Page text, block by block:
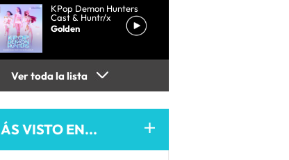
KPop Demon Hunters
Cast & Huntr/x
Golden
Ver toda la lista
VISTO EN...